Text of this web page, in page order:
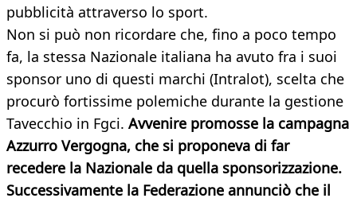
pubblicità attraverso lo sport.
Non si può non ricordare che, fino a poco tempo
fa, la stessa Nazionale italiana ha avuto fra i suoi
sponsor uno di questi marchi (Intralot), scelta che
procurò fortissime polemiche durante la gestione
Tavecchio in Fgci. Avvenire promosse la campagna
Azzurro Vergogna, che si proponeva di far
recedere la Nazionale da quella sponsorizzazione.
Successivamente la Federazione annunciò che il